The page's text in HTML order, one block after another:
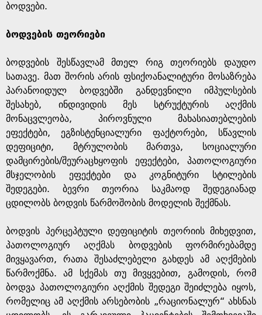
ბოდვები.
ბოდვების თეორიები
ბოდვების შესწავლამ მთელ რიგ თეორიებს დაუდო
სათავე. მათ შორის არის ფსიქოანალიტური მოსაზრება
პარანოიდულ ბოდვებში განდევნილი იმპულსების
შესახებ, ინდივიდის მეს სტრუქტურის აღქმის
მონაცვლეობა, პიროვნული მახასიათებლების
ეფექტები, ეგზისტენციალური ფაქტორები, სწავლის
დეფიციტი, მტრულობის მართვა, სოციალური
დამცირების/შეურაცხყოფის ეფექტები, პათოლოგიური
მსჯელობის ეფექტები და კოგნიტური სტილების
შედეგები. ბევრი თეორია საკმაოდ შედეგიანად
ცდილობს ბოდვის წარმოშობის მოდელის შექმნას.
ბოდვის პერცეპტული დეფიციტის თეორიის მიხედვით,
პათოლოგიურ აღქმას ბოდვების ფორმირებამდე
მივყავართ, რათა შესაძლებელი გახდეს ამ აღქმების
წარმოქმნა. ამ სქემას თუ მივყვებით, გამოდის, რომ
ბოდვა პათოლოგიური აღქმის შედეგი შეიძლება იყოს,
რომელიც ამ აღქმის არსებობის „რაციონალურ“ ახსნას